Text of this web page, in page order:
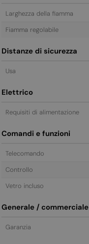
Larghezza della fiamma
Fiamma regolabile
Distanze di sicurezza
Usa
Elettrico
Requisiti di alimentazione
Comandi e funzioni
Telecomando
Controllo
Vetro incluso
Generale / commerciale
Garanzia